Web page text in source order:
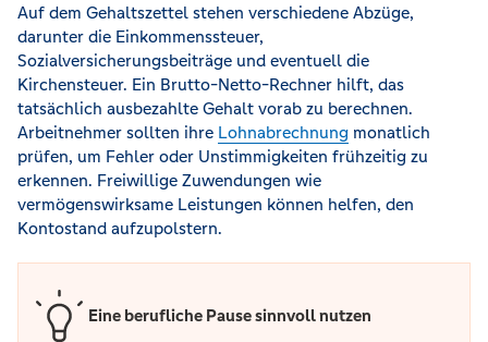
Auf dem Gehaltszettel stehen verschiedene Abzüge,
darunter die Einkommenssteuer,
Sozialversicherungsbeiträge und eventuell die
Kirchensteuer. Ein Brutto-Netto-Rechner hilft, das
tatsächlich ausbezahlte Gehalt vorab zu berechnen.
Arbeitnehmer sollten ihre Lohnabrechnung monatlich
prüfen, um Fehler oder Unstimmigkeiten frühzeitig zu
erkennen. Freiwillige Zuwendungen wie
vermögenswirksame Leistungen können helfen, den
Kontostand aufzupolstern.
Eine berufliche Pause sinnvoll nutzen